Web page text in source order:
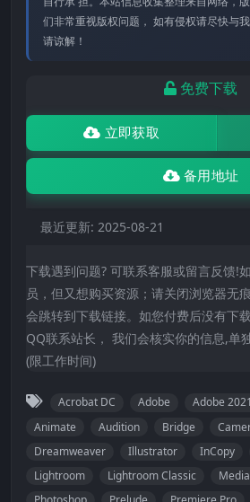
们⾮常重视版权问题， 如有侵权请尽快与
请谅解！
免费下载
立即获取
备用地址
最近更新: 2025-08-21
下载遇到问题? 可联系客服或留言反馈!
员，但又想购买资源；请关闭浏览器无
会跳转到下载链接。如您付费后没有下
QQ联系站长， 我们会核实你的信息,单
(限工作时间)
Acrobat DC Adobe Adobe 2021
Animate
Audition Bridge
Dreamweaver
Illustrator InCopy
Lightroom
Lightroom Classic